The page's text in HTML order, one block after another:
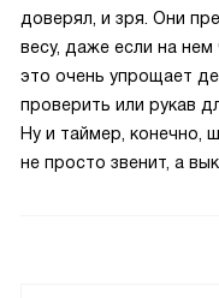
доверял, и зря. Они
весу, даже если на
это очень упрощает
проверить или рукав
Ну и таймер, конечно,
не просто звенит, а